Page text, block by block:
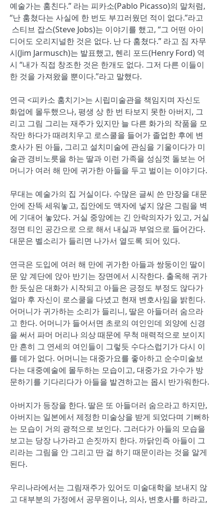
예술가는 훔친다.” 라는 피카소(Pablo Picasso)의 말처럼,
“난 훔쳤다는 사실에 한 번도 부끄러웠던 적이 없다.”라고
스티브 잡스(Steve Jobs)는 이야기를 했고, “그 어떤 아이
디어도 오리지널한 것은 없다. 난 다 훔쳤다.” 라고 짐 자무
시(Jim Jarmusch)는 발표했고, 헨리 포드(Henry Ford) 역
시 “내가 직접 창조한 것은 한개도 없다. 그저 다른 이들이
한 것을 가져왔을 뿐이다.”라고 말했다.
연극 <피카소 훔치기>는 시립미술관을 책임지며 자신도
화업에 몰두했으나, 평생 상 한 번 타보지 못한 아버지, 그
리고 그림 그리는 재주가 있지만 늘 다른 화가의 작품을 모
작만 하다가 때려치우고 로스쿨을 들어가 졸업한 후에 변
호사가 된 아들, 그리고 설치미술에 관심을 기울이다가 미
술관 경비노릇을 하는 딸과 이런 가족을 성심껏 돌보는 어
머니가 여러 해 만에 귀가한 아들을 두고 벌이는 이야기다.
무대는 예술가의 집 거실이다. 수많은 글씨 쓴 만장을 대문
안에 잔뜩 세워놓고, 집안에도 액자에 넣지 않은 그림을 벽
에 기대어 놓았다. 거실 중앙에는 긴 안락의자가 있고, 거실
정면 티인 공간으로 으로 해서 내실과 부엌으로 들어간다.
대문은 벨소리가 들리면 나가서 열도록 되어 있다.
연극은 도입에 여러 해 만에 귀가한 아들과 쌍둥이인 딸이
문 앞 계단에 앉아 반기는 장면에서 시작한다. 출옥해 귀가
한 듯싶은 대화가 시작되고 아들은 긍정도 부정도 않다가
얼마 후 자신이 로스쿨을 다녔고 현재 변호사임을 밝힌다.
어머니가 귀가하는 소리가 들리니, 딸은 아들더러 숨으라
고 한다. 어머니가 들어서면 초로의 여인인데 외양에 신경
을 써서 파머 머리나 의상 때문에 무척 매력적으로 보이지
만 흔히 그 연세의 여인들이 그렇듯 수다스럽기가 다시 이
를 데가 없다. 어머니는 대중가요를 좋아하고 순수미술보
다는 대중예술에 몰두하는 모습이고, 대중가요 가수가 방
문하기를 기다리다가 아들을 발견하고는 몹시 반가워한다.
아버지가 등장을 한다. 딸은 또 아들더러 숨으라고 하지만,
아버지는 일본에서 제정한 미술상을 받게 되었다며 기뻐하
는 모습이 거의 광적으로 보인다. 그러다가 아들의 모습을
보고는 당장 나가라고 손짓까지 한다. 까닭인즉 아들이 그
리라는 그림을 안 그리고 딴 걸 하기 때문이라는 것을 알게
된다.
우리나라에서는 그림재주가 있어도 미술대학을 보내지 않
고 대부분의 가정에서 공무원이나, 의사, 변호사를 하라고,